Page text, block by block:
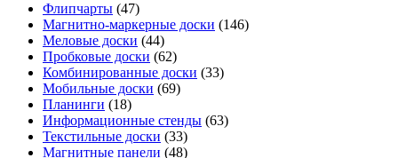
Флипчарты (47)
Магнитно-маркерные доски (146)
Меловые доски (44)
Пробковые доски (62)
Комбинированные доски (33)
Мобильные доски (69)
Планинги (18)
Информационные стенды (63)
Текстильные доски (33)
Магнитные панели (48)